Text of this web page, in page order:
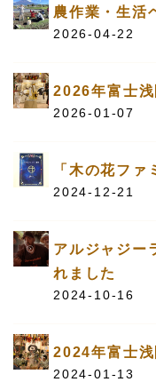
農作業・生活
2026-04-22
2026年富士浅
2026-01-07
「木の花フ
2024-12-21
アルジャジー
れました
2024-10-16
2024年富士
2024-01-13